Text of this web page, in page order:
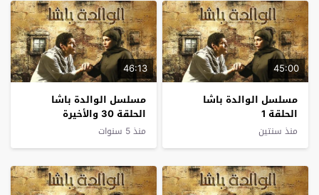
45:00
مسلسل الوالدة باشا
الحلقة 1
منذ سنتين
46:13
مسلسل الوالدة باشا
الحلقة 30 والأخيرة
منذ 5 سنوات